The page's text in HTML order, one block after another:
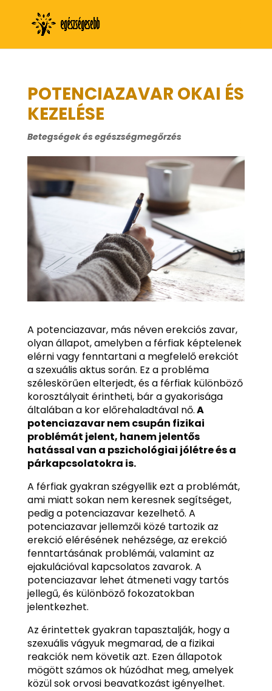
POTENCIAZAVAR OKAI ÉS
KEZELÉSE
Betegségek és egészségmegőrzés
A potenciazavar, más néven erekciós zavar,
olyan állapot, amelyben a férfiak képtelenek
elérni vagy fenntartani a megfelelő erekciót
a szexuális aktus során. Ez a probléma
széleskörűen elterjedt, és a férfiak különböző
korosztályait érintheti, bár a gyakorisága
általában a kor előrehaladtával nő.A
potenciazavar nem csupán fizikai
problémát jelent, hanem jelentős
hatással van a pszichológiai jólétre és a
párkapcsolatokra is.
A férfiak gyakran szégyellik ezt a problémát,
ami miatt sokan nem keresnek segítséget,
pedig a potenciazavar kezelhető. A
potenciazavar jellemzői közé tartozik az
erekció elérésének nehézsége, az erekció
fenntartásának problémái, valamint az
ejakulációval kapcsolatos zavarok. A
potenciazavar lehet átmeneti vagy tartós
jellegű, és különböző fokozatokban
jelentkezhet.
Az érintettek gyakran tapasztalják, hogy a
szexuális vágyuk megmarad, de a fizikai
reakciók nem követik azt. Ezen állapotok
mögött számos ok húzódhat meg, amelyek
közül sok orvosi beavatkozást igényelhet.